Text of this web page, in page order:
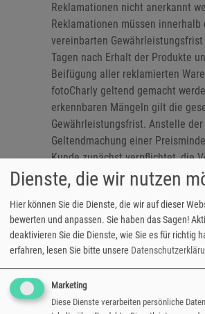
Reklamationen nicht anerkannt
Reklamationen müssen innerhalb
vereinbarten Gewährleistungsfrist
Tagen nach Erhalt der Produkte
Beifügung aller reklamierten
fotoCharly geltend gemacht
erkennbaren Mängeln gilt die
Gewährleistungsfrist. Anstelle der
Geltendmachung einer
Kunde zunächst verpflichtet, die
durch nochmalige Ausarbeitung
sofern dies technisch möglich ist.
8. Haftung
oder der ausgearbeiteten
fotoCharly nur der Materialwert
Dienste, die wir nutzen
Hier können Sie die Dienste, die wir auf dieser
bewerten und anpassen. Sie haben das Sagen!
deaktivieren Sie die Dienste, wie Sie es für richtig
erfahren, lesen Sie bitte unsere
Marketing
Diese Dienste verarbeiten persönliche